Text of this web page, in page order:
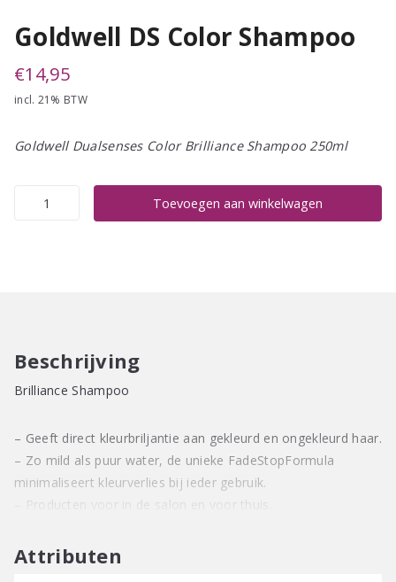
Goldwell DS Color Shampoo
€14,95
incl. 21% BTW
Goldwell Dualsenses Color Brilliance Shampoo 250ml
Goldwell
Toevoegen aan winkelwagen
Beschrijving
Brilliance Shampoo
– Geeft direct kleurbriljantie aan gekleurd en ongekleurd haar.
– Zo mild als puur water, de unieke FadeStopFormula
minimaliseert kleurverlies bij ieder gebruik.
– Producten voor in de salon en voor thuis.
Attributen